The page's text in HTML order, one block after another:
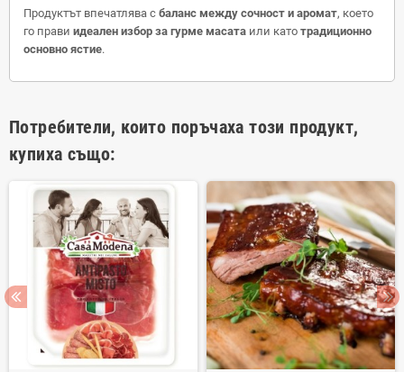
Продуктът впечатлява с баланс между сочност и аромат, което
го прави идеален избор за гурме масата или като традиционно
основно ястие.
Потребители, които поръчаха този продукт,
купиха също: